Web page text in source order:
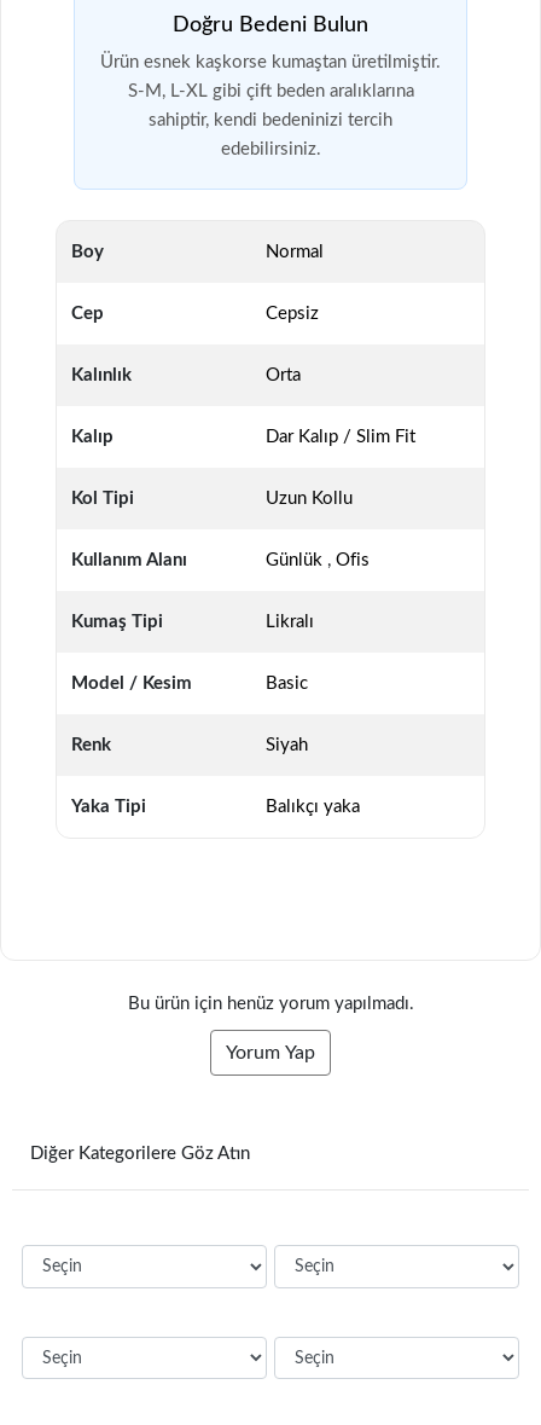
Doğru Bedeni Bulun
Ürün esnek kaşkorse kumaştan üretilmiştir.
S-M, L-XL gibi çift beden aralıklarına
sahiptir, kendi bedeninizi tercih
edebilirsiniz.
Boy Normal
Cep Cepsiz
Kalınlık Orta
Kalıp Dar Kalıp / Slim Fit
Kol Tipi Uzun Kollu
Kullanım Alanı Günlük , Ofis
Kumaş Tipi Likralı
Model / Kesim Basic
Renk Siyah
Yaka Tipi Balıkçı yaka
Bu ürün için henüz yorum yapılmadı.
Yorum Yap
Diğer Kategorilere Göz Atın